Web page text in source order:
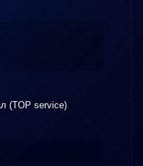
(TOP service)